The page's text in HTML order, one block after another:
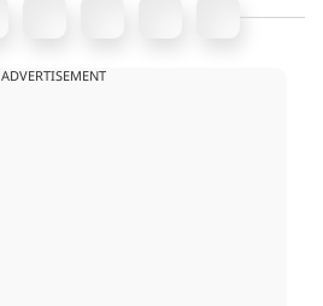
ADVERTISEMENT